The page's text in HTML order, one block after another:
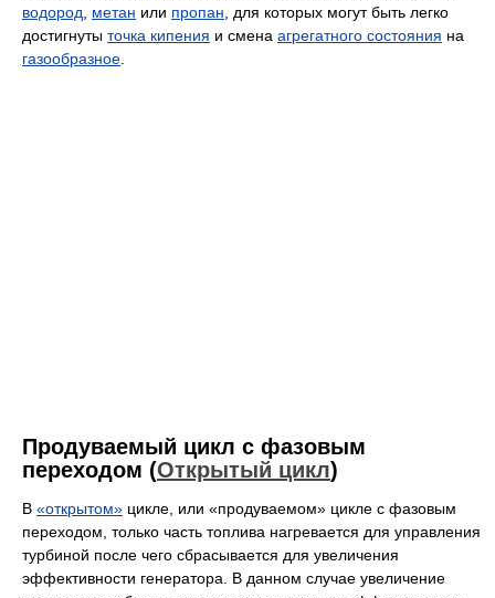
водород, метан или пропан, для которых могут быть легко
достигнуты точка кипения и смена агрегатного состояния на
газообразное.
Продуваемый цикл с фазовым
переходом (Открытый цикл)
В «открытом» цикле, или «продуваемом» цикле с фазовым
переходом, только часть топлива нагревается для управления
турбиной после чего сбрасывается для увеличения
эффективности генератора. В данном случае увеличение